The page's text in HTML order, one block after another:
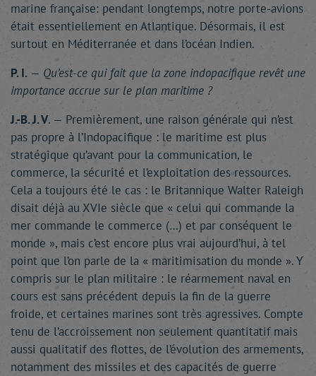
marine française: pendant longtemps, notre porte-avions
était essentiellement en Atlantique. Désormais, il est
surtout en Méditerranée et dans l’océan Indien.
P. I. — Qu’est-ce qui fait que la zone indopacifique revêt une
importance accrue sur le plan maritime ?
J.-B. J. V. — Premièrement, une raison générale qui n’est
pas propre à l’Indopacifique : le maritime est plus
stratégique qu’avant pour la communication, le
commerce, la sécurité et l’exploitation des ressources.
Cela a toujours été le cas : le Britannique Walter Raleigh
disait déjà au XVIe siècle que « celui qui commande la
mer commande le commerce (…) et par conséquent le
monde », mais c’est encore plus vrai aujourd’hui, à tel
point que l’on parle de la « maritimisation du monde ». Y
compris sur le plan militaire : le réarmement naval en
cours est sans précédent depuis la fin de la guerre
froide, et certaines marines sont très agressives. Compte
tenu de l’accroissement non seulement quantitatif mais
aussi qualitatif des flottes, de l’évolution des armements,
notamment des missiles et des capacités de guerre